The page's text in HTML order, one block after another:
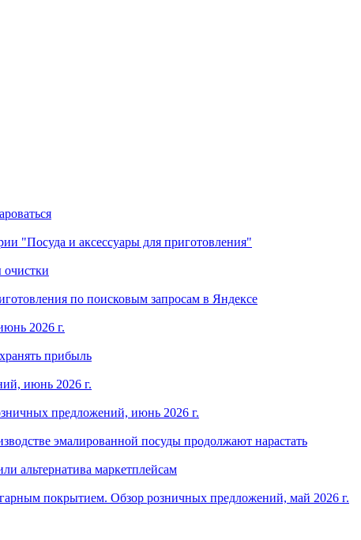
"Посуда и аксессуары для приготовления"
очистки
по поисковым запросам в Яндексе
2026 г.
прибыль
июнь 2026 г.
предложений, июнь 2026 г.
эмалированной посуды продолжают нарастать
альтернатива маркетплейсам
покрытием. Обзор розничных предложений, май 2026 г.